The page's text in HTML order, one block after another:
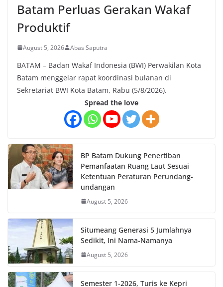
Batam Perluas Gerakan Wakaf
Produktif
August 5, 2026 Abas Saputra
BATAM – Badan Wakaf Indonesia (BWI) Perwakilan Kota
Batam menggelar rapat koordinasi bulanan di
Sekretariat BWI Kota Batam, Rabu (5/8/2026).
Spread the love
BP Batam Dukung Penertiban
Pemanfaatan Ruang Laut Sesuai
Ketentuan Peraturan Perundang-
undangan
August 5, 2026
Situmeang Generasi 5 Jumlahnya
Sedikit, Ini Nama-Namanya
August 5, 2026
Semester 1-2026, Turis ke Kepri